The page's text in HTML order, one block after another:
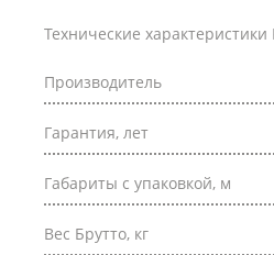
Технические
Производитель
Гарантия, лет
Габариты с упаковкой, м
Вес Брутто, кг